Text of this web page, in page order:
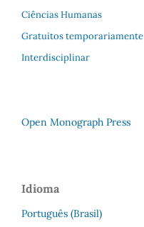
Ciências Humanas
Gratuitos temporariamente
Interdisciplinar
Open Monograph Press
Idioma
Português (Brasil)